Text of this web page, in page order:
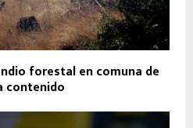
forestal en comuna de
contenido